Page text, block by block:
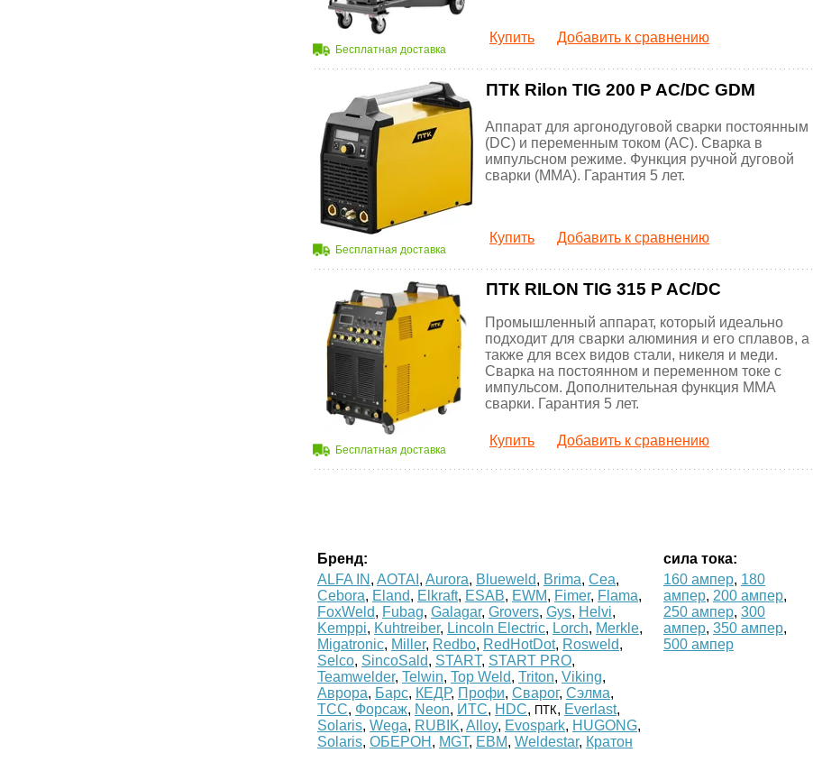
Бесплатная доставка
Купить Добавить к сравнению
Бесплатная доставка
ПТК Rilon TIG 200 P AC/DC GDM
Аппарат для аргонодуговой сварки постоянным
(DC) и переменным током (AC). Сварка в
импульсном режиме. Функция ручной дуговой
сварки (MMA). Гарантия 5 лет.
Купить Добавить к сравнению
Бесплатная доставка
ПТК RILON TIG 315 P AC/DC
Промышленный аппарат, который идеально
подходит для сварки алюминия и его сплавов, а
также для всех видов стали, никеля и меди.
Сварка на постоянном и переменном токе с
импульсом. Дополнительная функция MMA
сварки. Гарантия 5 лет.
Купить Добавить к сравнению
Бренд:
ALFA IN , AOTAI , Aurora, Blueweld, Brima, Cea,
Cebora, Eland, Elkraft, ESAB, EWM, Fimer, Flama,
FoxWeld, Fubag, Galagar, Grovers, Gys, Helvi,
Kemppi, Kuhtreiber, Lincoln Electric, Lorch, Merkle,
Migatronic, Miller, Redbo, RedHotDot, Rosweld,
Selco, SincoSald, START, START PRO,
Teamwelder, Telwin, Top Weld, Triton, Viking,
Аврора, Барс, КЕДР, Профи, Сварог, Сэлма,
ТСС, Форсаж, Neon, ИТС, HDC, ПТК, Everlast,
Solaris, Wega, RUBIK, Alloy, Evospark, HUGONG,
Solaris, ОБЕРОН , MGT, ЕВМ, Weldestar, Кратон
сила тока:
160 ампер, 180
ампер, 200 ампер,
250 ампер, 300
ампер, 350 ампер,
500 ампер